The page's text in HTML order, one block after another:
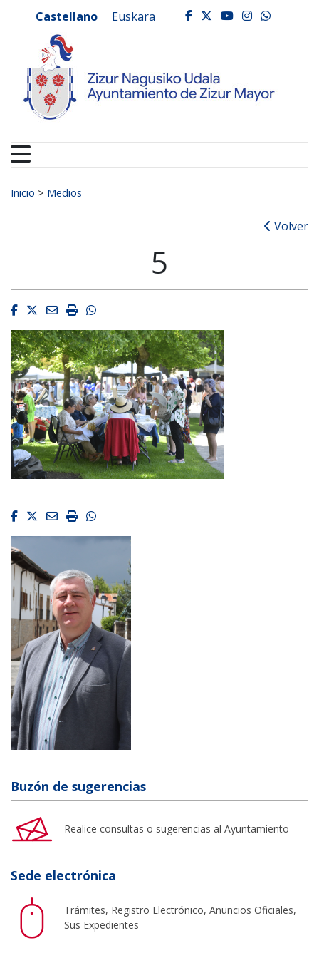
Ayuntamiento de
Castellano Euskara facebook
twitter
youtube
Buscar:
Inicio > Medios
Volver
5
Facebook
Twitter
EmailImprimirWhatsapp
Facebook
Twitter
EmailImprimirWhatsapp
Buzón de sugerencias
Realice consultas o sugerencias al Ayuntamiento
Sede electrónica
Trámites, Registro Electrónico, Anuncios Oficiales,
Sus Expedientes